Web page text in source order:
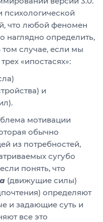
психологической
что любой феномен
наглядно определить,
том случае, если мы
«ипостасях»:
и
мотивации
обычно
из потребностей,
сугубо
понять, что
(движущие силы)
определяют
и задающие суть и
все это